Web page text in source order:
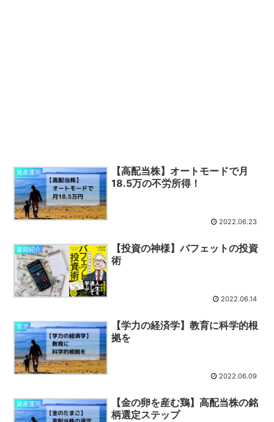
資産運用
【高配当株】オートモードで月
18.5万の不労所得！
2022.06.23
書籍紹介
【投資の神様】バフェットの投資
術
2022.06.14
育児
【学力の経済学】教育に科学的根
拠を
2022.06.09
資産運用
【金の卵を産む鶏】高配当株の銘
柄選定ステップ